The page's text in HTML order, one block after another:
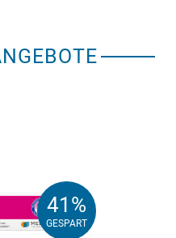
41%
GESPART
41%
GESPART